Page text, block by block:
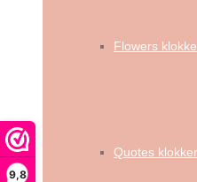
9,8
Flowers
Quotes